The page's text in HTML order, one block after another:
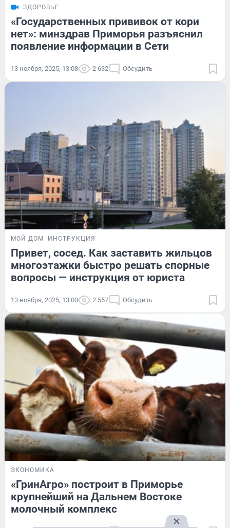
ЗДОРОВЬЕ
«Государственных прививок от кори
нет»: минздрав Приморья разъяснил
появление информации в Сети
13 ноября, 2025, 13:08 2 632 Обсудить
МОЙ ДОМ ИНСТРУКЦИЯ
Привет, сосед. Как заставить жильцов
многоэтажки быстро решать спорные
вопросы — инструкция от юриста
13 ноября, 2025, 13:00 2 557 Обсудить
ЭКОНОМИКА
«ГринАгро» построит в Приморье
крупнейший на Дальнем Востоке
молочный комплекс